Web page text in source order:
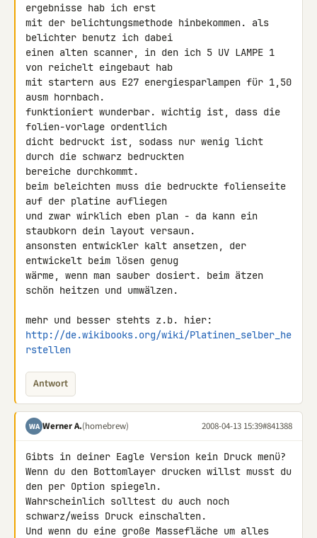
ergebnisse hab ich erst
mit der belichtungsmethode hinbekommen. als
belichter benutz ich dabei
einen alten scanner, in den ich 5 UV LAMPE 1
von reichelt eingebaut hab
mit startern aus E27 energiesparlampen für 1,50
ausm hornbach.
funktioniert wunderbar. wichtig ist, dass die
folien-vorlage ordentlich
dicht bedruckt ist, sodass nur wenig licht
durch die schwarz bedruckten
bereiche durchkommt.
beim beleichten muss die bedruckte folienseite
auf der platine aufliegen
und zwar wirklich eben plan - da kann ein
staubkorn dein layout versaun.
ansonsten entwickler kalt ansetzen, der
entwickelt beim lösen genug
wärme, wenn man sauber dosiert. beim ätzen
schön heitzen und umwälzen.
http://de.wikibooks.org/wiki/Platinen_selber_he
rstellen
Antwort
WA Werner A.(homebrew) 2008-04-13 15:39#841388
Gibts in deiner Eagle Version kein Druck menü?
Wenn du den Bottomlayer drucken willst musst du
den per Option spiegeln.
Wahrscheinlich solltest du auch noch
schwarz/weiss Druck einschalten.
Und wenn du eine große Massefläche um alles